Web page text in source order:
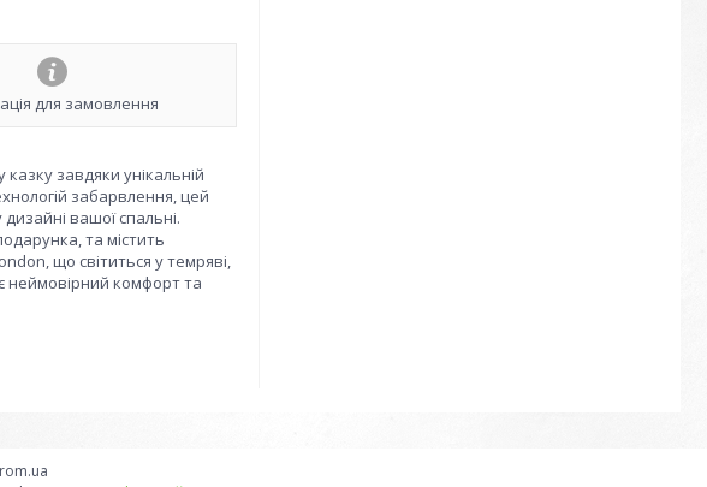
для замовлення
завдяки унікальній
забарвлення, цей
вашої спальні.
та містить
що світиться у темряві,
неймовірний комфорт та